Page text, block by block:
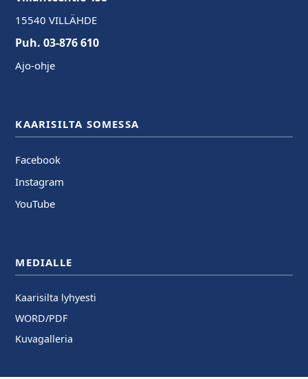
15540 VILLÄHDE
Puh. 03-876 610
Ajo-ohje
KAARISILTA SOMESSA
Facebook
Instagram
YouTube
MEDIALLE
Kaarisilta lyhyesti
WORD/PDF
Kuvagalleria